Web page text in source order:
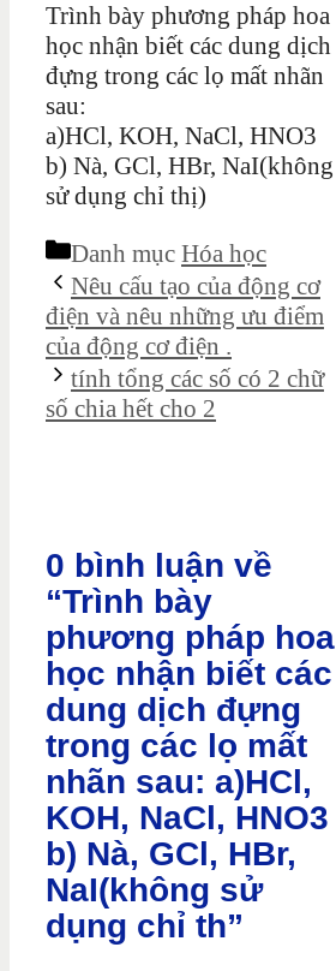
Trình bày phương pháp hoa
học nhận biết các dung dịch
đựng trong các lọ mất nhãn
sau:
a)HCl, KOH, NaCl, HNO3
b) Nà, GCl, HBr, NaI(không
sử dụng chỉ thị)
Danh mục Hóa học
Nêu cấu tạo của động cơ
điện và nêu những ưu điểm
của động cơ điện .
tính tổng các số có 2 chữ
số chia hết cho 2
0 bình luận về
“Trình bày
phương pháp hoa
học nhận biết các
dung dịch đựng
trong các lọ mất
nhãn sau: a)HCl,
KOH, NaCl, HNO3
b) Nà, GCl, HBr,
NaI(không sử
dụng chỉ th”